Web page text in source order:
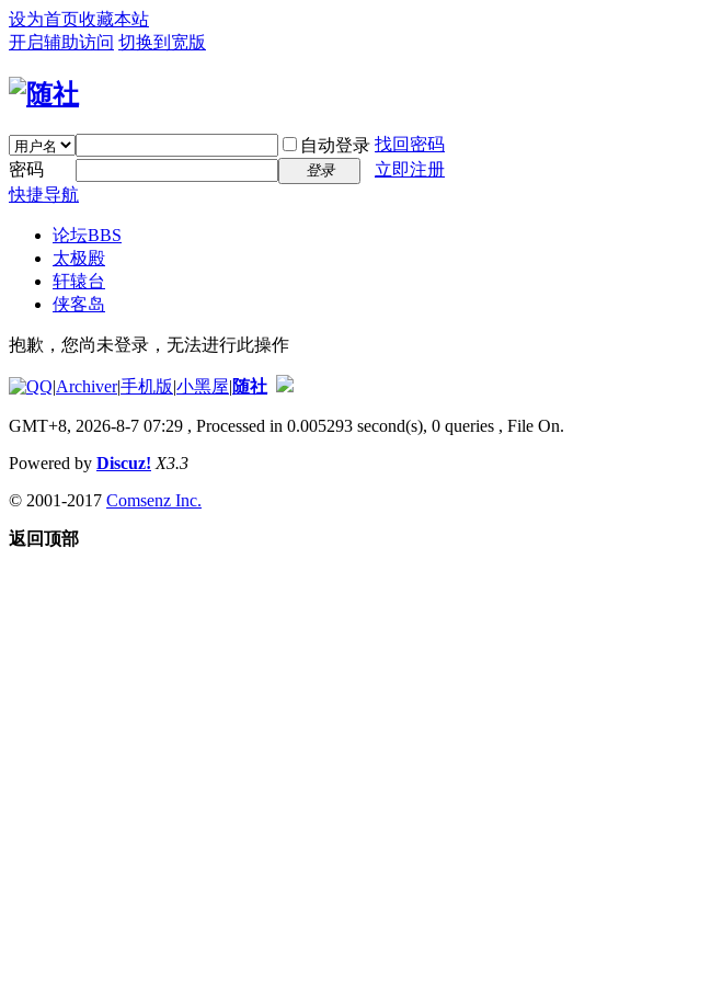
设为首页收藏本站
开启辅助访问 切换到宽版
自动登录 找回密码
密码
登录
立即注册
快捷导航
论坛BBS
太极殿
轩辕台
侠客岛
抱歉，您尚未登录，无法进行此操作
|Archiver|手机版|小黑屋|随社
GMT+8, 2026-8-7 07:29 , Processed in 0.005293 second(s), 0 queries , File On.
Powered by Discuz! X3.3
© 2001-2017 Comsenz Inc.
返回顶部